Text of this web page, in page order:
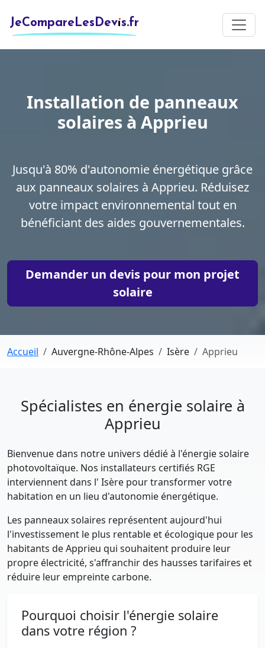
JeCompareLesDevis.fr
Installation de panneaux
solaires à Apprieu
Jusqu'à 80% d'autonomie énergétique grâce
aux panneaux solaires à Apprieu. Réduisez
votre impact environnemental tout en
bénéficiant des aides gouvernementales.
Demander un devis pour mon projet
solaire
Accueil Auvergne-Rhône-Alpes Isère Apprieu
Spécialistes en énergie solaire à
Apprieu
Bienvenue dans notre univers dédié à l'énergie solaire
photovoltaïque. Nos installateurs certifiés RGE
interviennent dans l' Isère pour transformer votre
habitation en un lieu d'autonomie énergétique.
Les panneaux solaires représentent aujourd'hui
l'investissement le plus rentable et écologique pour les
habitants de Apprieu qui souhaitent produire leur
propre électricité, s'affranchir des hausses tarifaires et
réduire leur empreinte carbone.
Pourquoi choisir l'énergie solaire
dans votre région ?